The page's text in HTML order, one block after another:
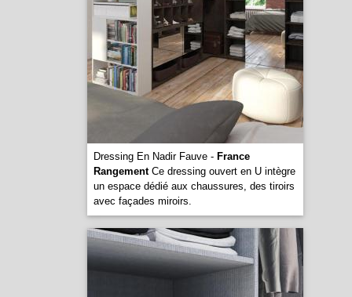
Dressing En Nadir Fauve - France
RangementCe dressing ouvert en U intègre
un espace dédié aux chaussures, des tiroirs
avec façades miroirs.